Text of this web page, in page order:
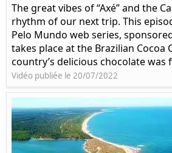
The great vibes of “Axé” and the
rhythm of our next trip. This
Pelo Mundo web series,
takes place at the Brazilian Cocoa
country’s delicious chocolate was
Vidéo publiée le 20/07/2022